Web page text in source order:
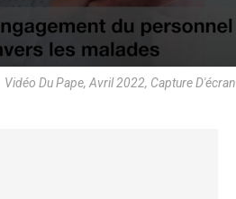
Vidéo Du Pape, Avril 2022, Capture D'écran